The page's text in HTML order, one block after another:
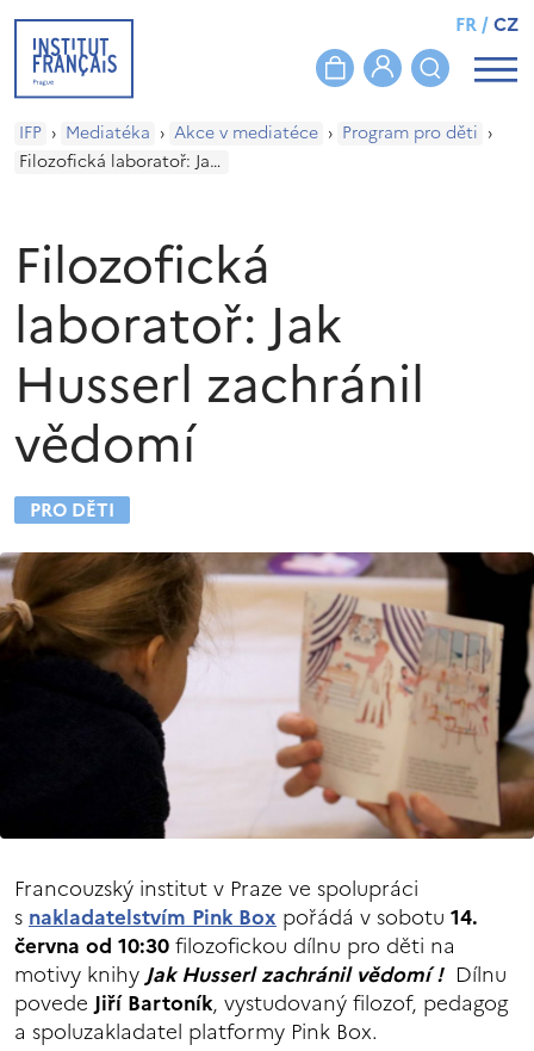
FR/CZ
IFP › Mediatéka › Akce v mediatéce › Program pro děti ›
Filozofická laboratoř: Jak Husserl zachránil vědomí
Filozofická
laboratoř: Jak
Husserl zachránil
vědomí
PRO DĚTI
Francouzský institut v Praze ve spolupráci
snakladatelstvím Pink Box pořádá v sobotu 14.
června od 10:30filozofickou dílnu pro děti na
motivy knihyJak Husserl zachránil vědomí !Dílnu
povedeJiří Bartoník, vystudovaný filozof, pedagog
a spoluzakladatel platformy Pink Box.